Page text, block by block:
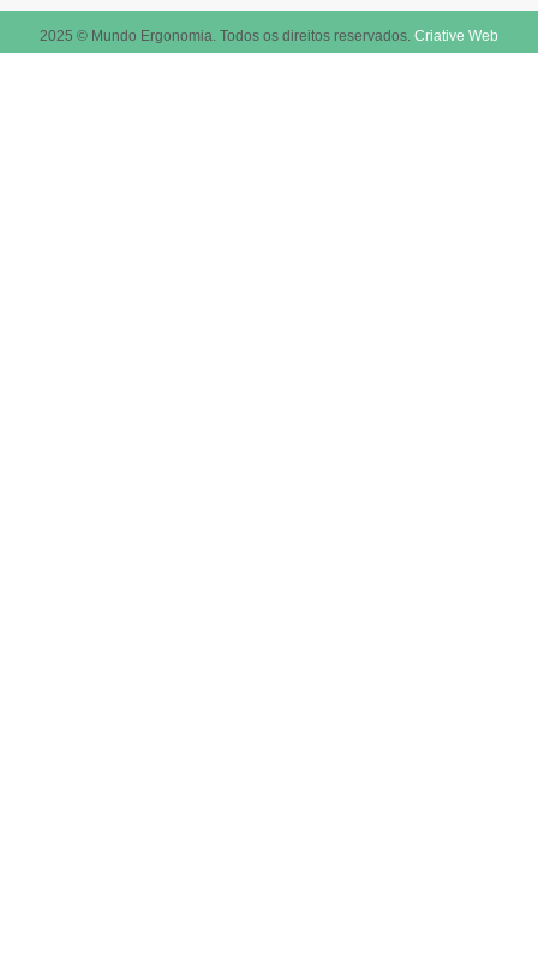
2025 © Mundo Ergonomia. Todos os direitos reservados. Criative Web